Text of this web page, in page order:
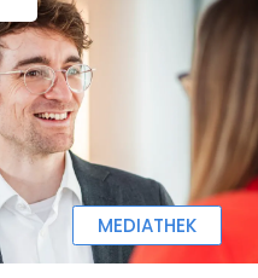
MEDIATHEK